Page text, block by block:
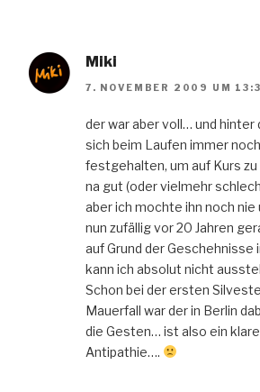
Miki
7. NOVEMBER 2009 UM
der war aber voll… und hinter
sich beim Laufen immer
festgehalten, um auf Kurs
na gut (oder vielmehr
aber ich mochte ihn noch nie
nun zufällig vor 20 Jahren
auf Grund der Geschehnisse
kann ich absolut nicht
Schon bei der ersten
Mauerfall war der in Berlin
die Gesten… ist also ein
Antipathie….